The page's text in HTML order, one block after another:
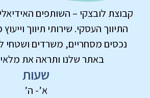
קבוצת לובצקי – השותפים
התיווך העסקי. שירותי תיווך
נכסים מסחריים, משרדים ושטחי
באתר שלנו ותראה את
שעות
א’- ה’